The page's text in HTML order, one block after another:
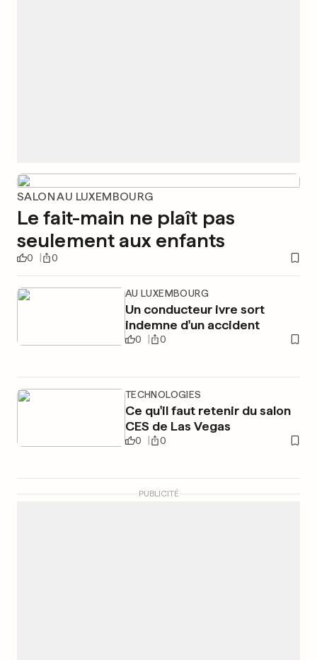
SALON AU LUXEMBOURG
Le fait-main ne plaît pas
seulement aux enfants
0 0
AU LUXEMBOURG
Un conducteur ivre sort
indemne d'un accident
0 0
TECHNOLOGIES
Ce qu'il faut retenir du salon
CES de Las Vegas
0 0
PUBLICITÉ